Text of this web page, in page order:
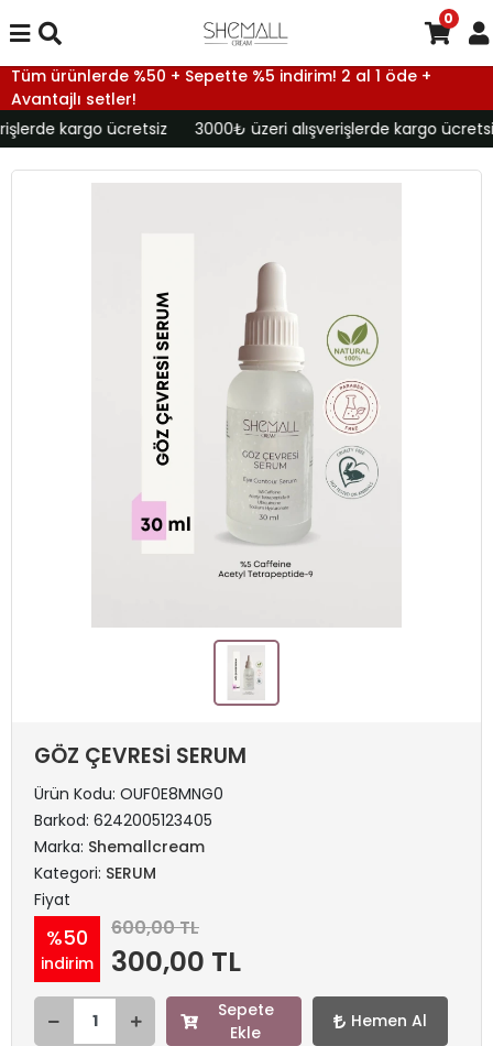
Tüm ürünlerde %50 + Sepette %5 indirim! 2 al 1 öde +
Avantajlı setler!
kargo ücretsiz
3000₺ üzeri alışverişlerde kargo
0
GÖZ ÇEVRESİ SERUM
Ürün Kodu: OUF0E8MNG0
Barkod: 6242005123405
Marka: Shemallcream
Kategori: SERUM
Fiyat
%50
indirim
600,00 TL
300,00 TL
Sepete
Ekle
Hemen Al